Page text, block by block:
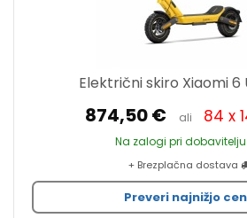
Električni skiro Xiaomi 6
874,50 € ali 84 x
Na zalogi pri dobavitelju
+ Brezplačna dostava
Preveri najnižjo